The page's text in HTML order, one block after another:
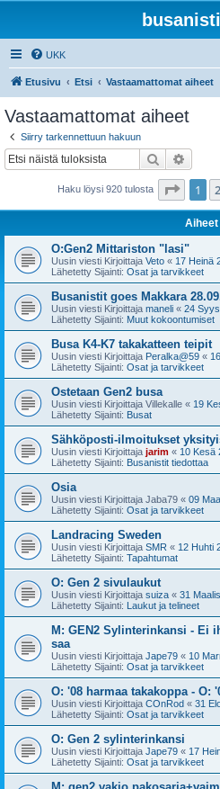
UKK
Etusivu Etsi Vastaamattomat aiheet
Vastaamattomat aiheet
Siirry tarkennettuun hakuun
Etsi
Haku löysi 920 tulosta Sivu /
1 2
Aiheet
O:Gen2 Mittariston "lasi"
Uusin viesti Kirjoittaja Veto « 17 Heinä
Lähetetty Sijainti: Osat ja tarvikkeet
Busanistit goes Makkara
Uusin viesti Kirjoittaja maneli « 24
Lähetetty Sijainti: Muut kokoontumiset
Busa K4-K7 takakatteen teipit
Uusin viesti Kirjoittaja Peralka@59 «
Lähetetty Sijainti: Osat ja tarvikkeet
Ostetaan Gen2 busa
Uusin viesti Kirjoittaja Villekalle « 19
Lähetetty Sijainti: Busat
Sähköposti-ilmoitukset
Uusin viesti Kirjoittaja jarim « 10 Kesä
Lähetetty Sijainti: Busanistit tiedottaa
Osia
Uusin viesti Kirjoittaja Jaba79 « 09
Lähetetty Sijainti: Osat ja tarvikkeet
Landracing Sweden
Uusin viesti Kirjoittaja SMR « 12 Huhti
Lähetetty Sijainti: Tapahtumat
O: Gen 2 sivulaukut
Uusin viesti Kirjoittaja suiza « 31
Lähetetty Sijainti: Laukut ja telineet
M: GEN2 Sylinterinkansi - Ei
saa
Uusin viesti Kirjoittaja Jape79 « 10
Lähetetty Sijainti: Osat ja tarvikkeet
O: '08 harmaa takakoppa - O:
Uusin viesti Kirjoittaja COnRod « 31
Lähetetty Sijainti: Osat ja tarvikkeet
O: Gen 2 sylinterinkansi
Uusin viesti Kirjoittaja Jape79 « 17
Lähetetty Sijainti: Osat ja tarvikkeet
M: gen2 vakio